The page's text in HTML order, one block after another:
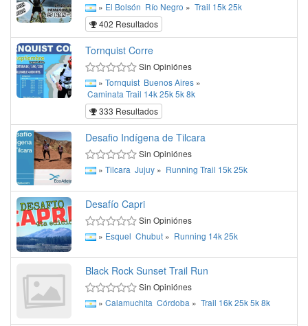
» El Bolsón Río Negro » Trail 15k25k
402 Resultados
Tornquist Corre
Sin Opiniónes
» Tornquist Buenos Aires »
Caminata Trail 14k25k5k8k
333 Resultados
Desafio Indígena de Tilcara
Sin Opiniónes
» Tilcara Jujuy » Running Trail 15k25k
Desafío Capri
Sin Opiniónes
» Esquel Chubut » Running 14k25k
Black Rock Sunset Trail Run
Sin Opiniónes
» Calamuchita Córdoba » Trail 16k25k5k8k